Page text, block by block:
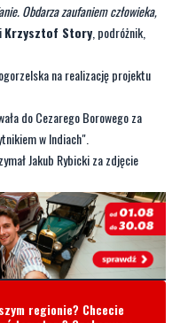
Obdarza zaufaniem człowieka,
Krzysztof Story , podróżnik,
na realizację projektu
do Cezarego Borowego za
w Indiach".
Jakub Rybicki za zdjęcie
regionie? Chcecie